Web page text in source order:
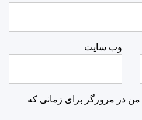
وب‌ سایت
من در مرورگر برای زمانی که